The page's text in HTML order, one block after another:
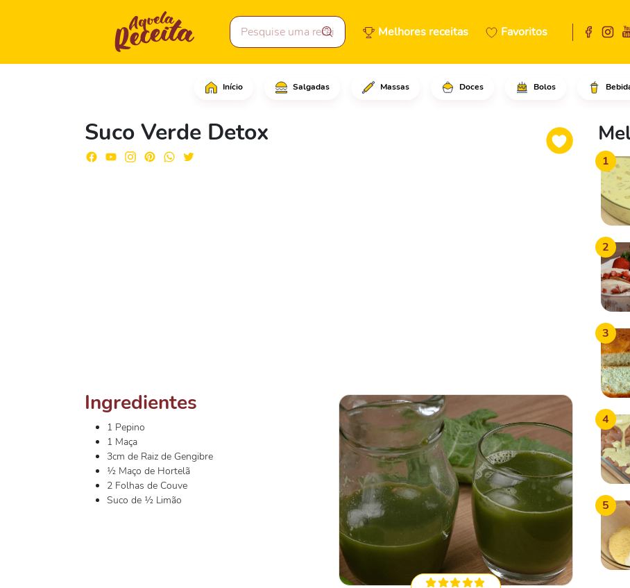
Melhores receitas Favoritos
Início Salgadas Massas Doces Bolos
Suco Verde Detox
Comece picando o pepino em pedaços
Ingredientes
1 Pepino
1 Maça
3cm de Raiz de Gengibre
½ Maço de Hortelã
2 Folhas de Couve
Suco de ½ Limão
1
2
3
4
5